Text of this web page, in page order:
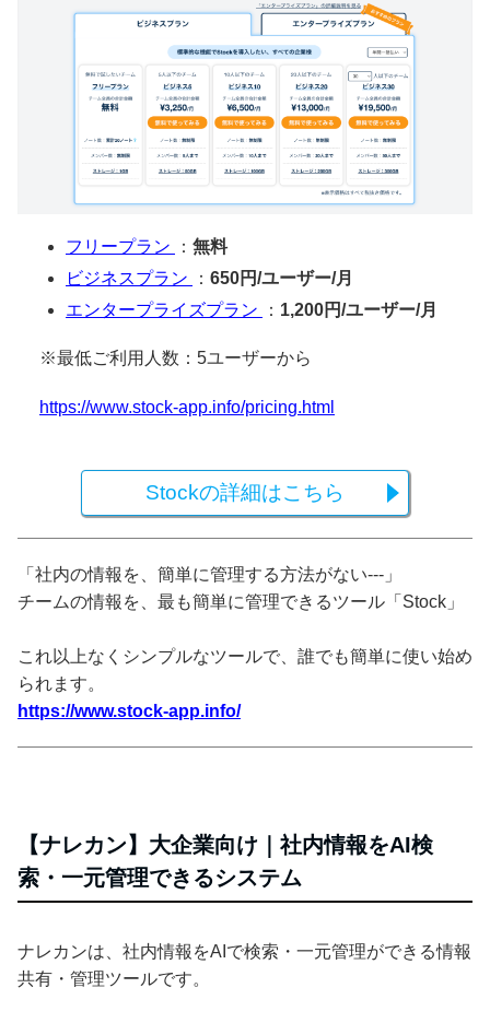
フリープラン ： 無料
ビジネスプラン
： 650円/ユーザー/月
エンタープライズプラン
： 1,200円/ユーザー/月
※最低ご利用人数：5ユーザーから
https://www.stock-app.info/pricing.html
Stockの詳細はこちら
「社内の情報を、簡単に管理する方法がない---」
チームの情報を、最も簡単に管理できるツール「Stock」
これ以上なくシンプルなツールで、誰でも簡単に使い始め
られます。
https://www.stock-app.info/
【ナレカン】大企業向け｜社内情報をAI検
索・一元管理できるシステム
ナレカンは、社内情報をAIで検索・一元管理ができる情報
共有・管理ツールです。